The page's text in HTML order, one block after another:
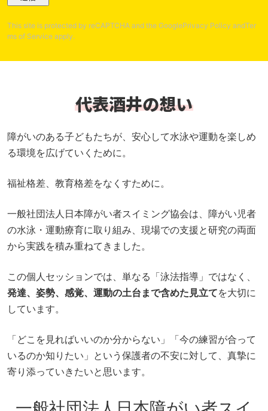
This site is protected by reCAPTCHA and the GooglePrivacy Policy andTer
ms of Serviceapply.
代表酒井の想い
障がいのある子どもたちが、安心して水泳や運動を楽しめ
る環境を広げていくために。
福祉格差、教育格差をなくすために。
一般社団法人日本障がい者スイミング協会は、 障がい児者
の水泳・運動療育に取り組み、 現場での支援と研究の両面
から実践を積み重ねてきました。
この個人セッションでは、 単なる「泳法指導」ではなく、
発達、姿勢、感覚、運動の土台まで含めた見立てを大切に
しています。
「どこを見ればいいのか分からない」
「今の練習が合って
いるのか知りたい」 という保護者の不安に対して、真摯に
寄り添っていきたいと思います。